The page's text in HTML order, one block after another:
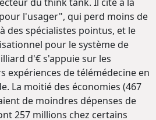
l'usager", qui perd moins de
des spécialistes pointus, et le
pour le système de
d'€ s'appuie sur les
expériences de télémédecine en
La moitié des économies (467
de moindres dépenses de
257 millions chez certains